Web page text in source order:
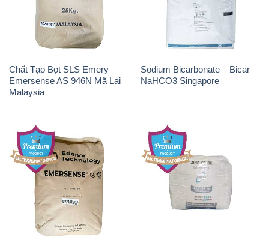
Chất Tạo Bọt SLS Emery –
Emersense AS 946N Mã Lai
Malaysia
Sodium Bicarbonate – Bicar
NaHCO3 Singapore